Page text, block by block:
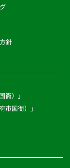
針
衙）」
市国衙）」